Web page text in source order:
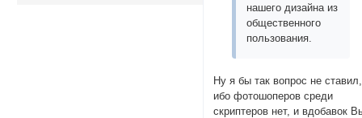
нашего дизайна из
общественного
пользования.
Ну я бы так вопрос не ставил,
ибо фотошоперов среди
скриптеров нет, и вдобавок